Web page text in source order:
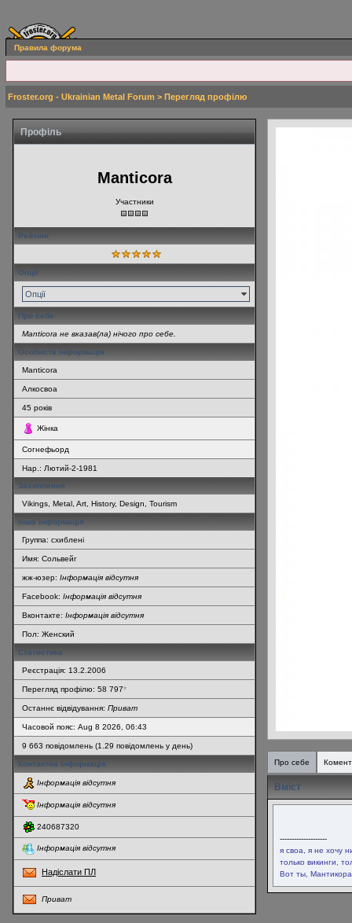
Правила форума
Froster.org - Ukrainian Metal Forum > Перегляд профілю
Профіль
Manticora
Участники
Рейтинг
Опції
Опції
Про себе
Manticora не вказав(ла) нічого про себе.
Особиста інформація
Manticora
Алкосвоа
45 років
Жінка
Согнефьорд
Нар.: Лютий-2-1981
Захоплення
Vikings, Metal, Art, History, Design, Tourism
Інша інформація
Группа: схиблені
Имя: Сольвейг
жж-юзер: Інформація відсутня
Facebook: Інформація відсутня
Вконтакте: Інформація відсутня
Пол: Женский
Статистика
Реєстрація: 13.2.2006
Перегляд профілю: 58 797*
Останнє відвідування: Приват
Часовой пояс: Aug 8 2026, 06:43
9 663 повідомлень (1.29 повідомлень у день)
Контактна інформація
Інформація відсутня
Інформація відсутня
240687320
Інформація відсутня
Надіслати ПЛ
Приват
Про себе
Вміст
--------------------
я своа, я не хочу
только викинги,
Вот ты,